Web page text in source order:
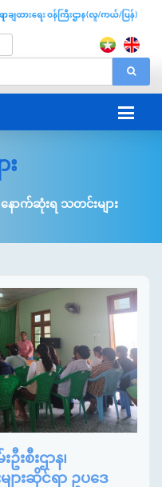
း
နောက်ဆုံးရ သတင်းများ
စီးဌာန၊
းဆိုင်ရာ ဥပဒေ